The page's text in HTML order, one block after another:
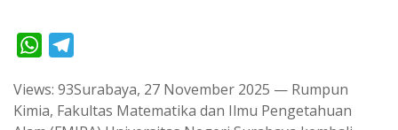
W
a
t
l
e
Views: 93Surabaya, 27 November 2025 — Rumpun
Kimia, Fakultas Matematika dan Ilmu Pengetahuan